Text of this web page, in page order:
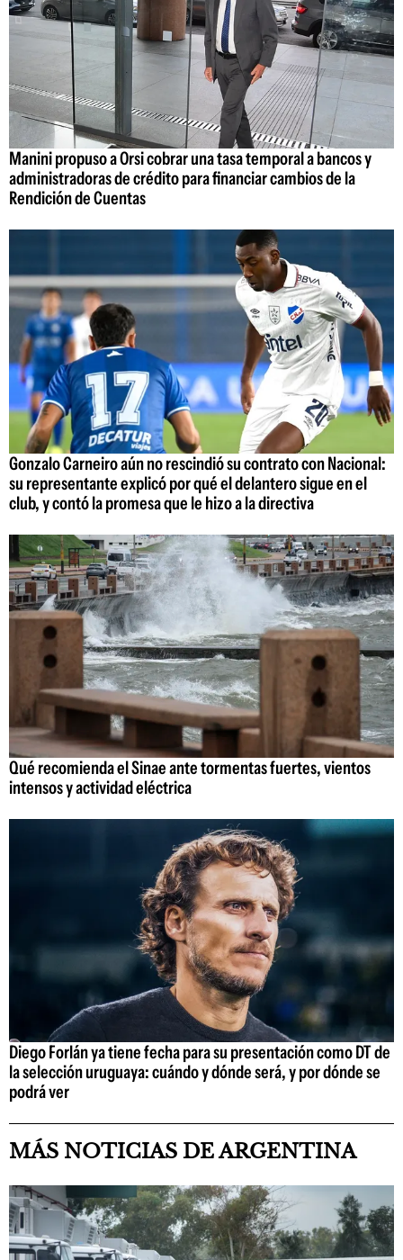
Manini propuso a Orsi cobrar una tasa temporal a bancos y
administradoras de crédito para financiar cambios de la
Rendición de Cuentas
Gonzalo Carneiro aún no rescindió su contrato con Nacional:
su representante explicó por qué el delantero sigue en el
club, y contó la promesa que le hizo a la directiva
Qué recomienda el Sinae ante tormentas fuertes, vientos
intensos y actividad eléctrica
Diego Forlán ya tiene fecha para su presentación como DT de
la selección uruguaya: cuándo y dónde será, y por dónde se
podrá ver
MÁS NOTICIAS DE ARGENTINA